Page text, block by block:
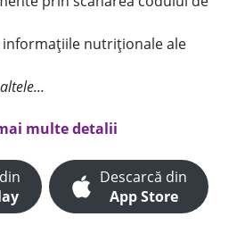
nutriționale ale
multe detalii
Descarcă din
App Store